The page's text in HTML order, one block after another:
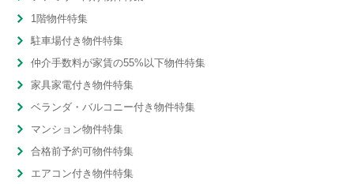
1階物件特集
駐車場付き物件特集
仲介手数料が家賃の55%以下物件特集
家具家電付き物件特集
ベランダ・バルコニー付き物件特集
マンション物件特集
合格前予約可物件特集
エアコン付き物件特集